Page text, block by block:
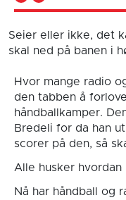
Seier eller ikke, det
skal ned på banen i
Hvor mange radio
den tabben å
håndballkamper.
Bredeli for da han
scorer på den, så
Alle husker
Nå har håndball og